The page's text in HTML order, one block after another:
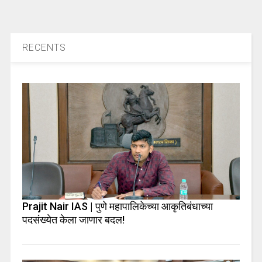
RECENTS
Prajit Nair IAS | पुणे महापालिकेच्या आकृतिबंधाच्या
पदसंख्येत केला जाणार बदल!